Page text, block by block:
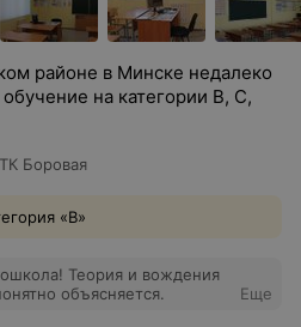
районе в Минске недалеко
на категории B, C,
Боровая
«В»
Теория и вождения
объясняется.
Еще